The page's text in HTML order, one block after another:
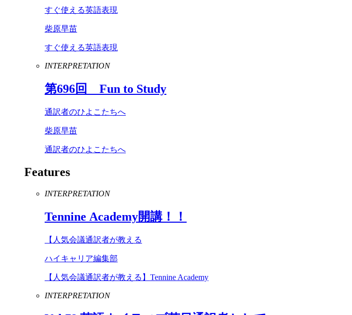
すぐ使える英語表現
柴原早苗
すぐ使える英語表現
INTERPRETATION
第696回 Fun to Study
通訳者のひよこたちへ
柴原早苗
通訳者のひよこたちへ
Features
INTERPRETATION
Tennine Academy開講！！
【人気会議通訳者が教える
ハイキャリア編集部
【人気会議通訳者が教える】Tennine Academy
INTERPRETATION